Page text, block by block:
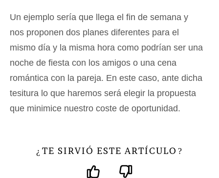
Un ejemplo sería que llega el fin de semana y
nos proponen dos planes diferentes para el
mismo día y la misma hora como podrían ser una
noche de fiesta con los amigos o una cena
romántica con la pareja. En este caso, ante dicha
tesitura lo que haremos será elegir la propuesta
que minimice nuestro coste de oportunidad.
¿ TE SIRVIÓ ESTE ARTÍCULO ?